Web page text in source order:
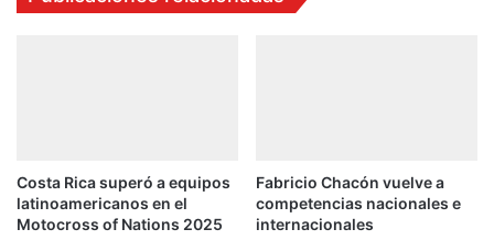
Costa Rica superó a equipos
latinoamericanos en el
Motocross of Nations 2025
Fabricio Chacón vuelve a
competencias nacionales e
internacionales